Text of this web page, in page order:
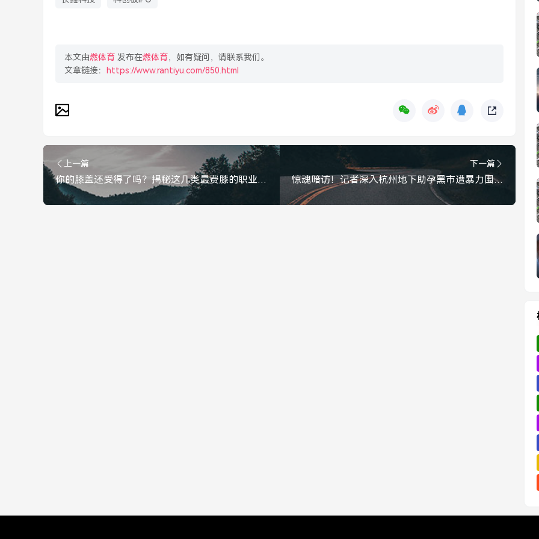
本文由燃体育 发布在燃体育，如有疑问，请联系我们。
文章链接：
https://www.rantiyu.com/850.html
上一篇
你的膝盖还受得了吗？揭秘这几类最费膝的职业，揭秘这几类最费膝的职业，你的膝盖还好吗？
下一篇
惊魂暗访！记者深入杭州地下助孕黑市遭暴力围殴，致肋骨骨折，正义何在？记者暗访杭州地下助孕黑市遭暴力围殴致肋骨骨折，正义何在？